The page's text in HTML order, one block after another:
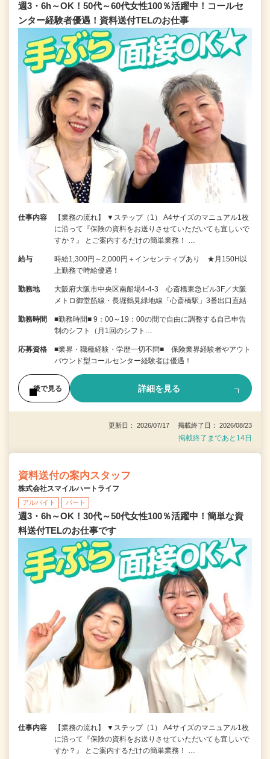
週3・6h～OK！50代～60代女性100％活躍中！コールセ
ンター経験者優遇！資料送付TELのお仕事
仕事内容
【業務の流れ】 ▼ステップ（1） A4サイズのマニュアル1枚
に沿って『保険の資料をお送りさせていただいても宜しいで
すか？』 とご案内するだけの簡単業務！ …
給与
時給1,300円～2,000円＋インセンティブあり ★月150H以
上勤務で時給優遇！
勤務地
大阪府大阪市中央区南船場4-4-3 心斎橋東急ビル3F／大阪
メトロ御堂筋線・長堀鶴見緑地線「心斎橋駅」3番出口直結
勤務時間
■勤務時間■ 9：00～19：00の間で自由に調整する自己申告
制のシフト（月1回のシフト…
応募資格
■業界・職種経験・学歴一切不問■ 保険業界経験者やアウト
バウンド型コールセンター経験者は優遇！
後で見る 詳細を見る
更新日： 2026/07/17 掲載終了日： 2026/08/23
掲載終了まであと14日
資料送付の案内スタッフ
株式会社スマイルハートライフ
アルバイト パート
週3・6h～OK！30代～50代女性100％活躍中！簡単な資
料送付TELのお仕事です
仕事内容
【業務の流れ】 ▼ステップ（1） A4サイズのマニュアル1枚
に沿って『保険の資料をお送りさせていただいても宜しいで
すか？』 とご案内するだけの簡単業務！ …